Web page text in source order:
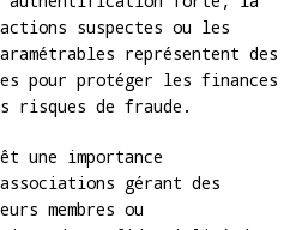
suspectes ou les
représentent des
pour protéger les finances
risques de fraude.
une importance
gérant des
membres ou